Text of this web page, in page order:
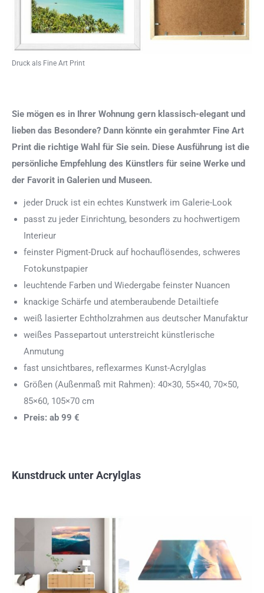
Druck als Fine Art Print
Sie mögen es in Ihrer Wohnung gern klassisch-elegant und
lieben das Besondere? Dann könnte ein gerahmter Fine Art
Print die richtige Wahl für Sie sein. Diese Ausführung ist die
persönliche Empfehlung des Künstlers für seine Werke und
der Favorit in Galerien und Museen.
jeder Druck ist ein echtes Kunstwerk im Galerie-Look
passt zu jeder Einrichtung, besonders zu hochwertigem
Interieur
feinster Pigment-Druck auf hochauflösendes, schweres
Fotokunstpapier
leuchtende Farben und Wiedergabe feinster Nuancen
knackige Schärfe und atemberaubende Detailtiefe
weiß lasierter Echtholzrahmen aus deutscher Manufaktur
weißes Passepartout unterstreicht künstlerische
Anmutung
fast unsichtbares, reflexarmes Kunst-Acrylglas
Größen (Außenmaß mit Rahmen): 40×30, 55×40, 70×50,
85×60, 105×70 cm
Preis: ab 99 €
Kunstdruck unter Acrylglas